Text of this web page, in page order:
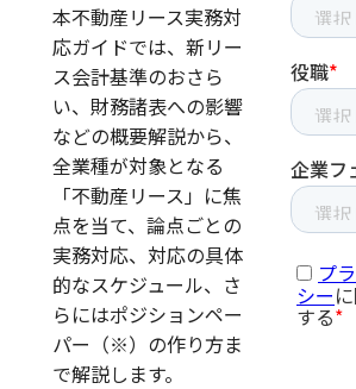
本不動産リース実務対
応ガイドでは、新リー
ス会計基準のおさら
い、財務諸表への影響
などの概要解説から、
全業種が対象となる
「不動産リース」に焦
点を当て、論点ごとの
実務対応、対応の具体
的なスケジュール、さ
らにはポジションペー
パー（※）の作り方ま
で解説します。